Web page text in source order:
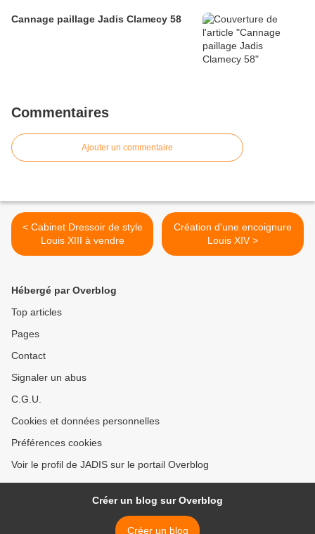
Cannage paillage Jadis Clamecy 58
Commentaires
Ajouter un commentaire
< Cabinet Dressoir de style
Louis XIII à vendre
Création d'une encoignure
Louis XIV >
Hébergé par Overblog
Top articles
Pages
Contact
Signaler un abus
C.G.U.
Cookies et données personnelles
Préférences cookies
Voir le profil de JADIS sur le portail Overblog
Créer un blog sur Overblog
Créer un blog